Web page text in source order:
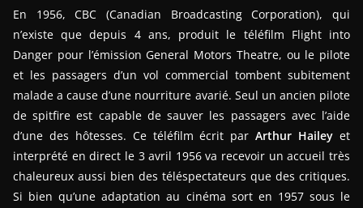
En 1956, CBC (Canadian Broadcasting Corporation), qui
n’existe que depuis 4 ans, produit le téléfilm Flight into
Danger pour l’émission General Motors Theatre, ou le pilote
et les passagers d’un vol commercial tombent subitement
malade a cause d’une nourriture avarié. Seul un ancien pilote
de spitfire est capable de sauver les passagers avec l’aide
d’une des hôtesses. Ce téléfilm écrit parArthur Hailey et
interprété en direct le 3 avril 1956 va recevoir un accueil très
chaleureux aussi bien des téléspectateurs que des critiques.
Si bien qu’une adaptation au cinéma sort en 1957 sous le